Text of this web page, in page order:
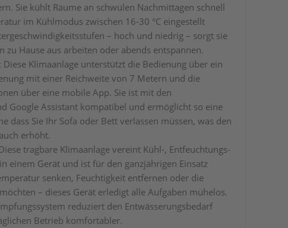
Sie kühlt Räume an schwülen Nachmittagen schnell
im Kühlmodus zwischen 16-30 °C eingestellt
– hoch und niedrig – sorgt sie
zu Hause aus arbeiten oder abends entspannen.
Klimaanlage unterstützt die Bedienung über ein
mit einer Reichweite von 7 Metern und die
über eine mobile App. Sie ist mit den
Google Assistant kompatibel und ermöglicht so eine
dass Sie Ihr Sofa oder Bett verlassen müssen, was den
erhöht.
tragbare Klimaanlage vereint Kühl-, Entfeuchtungs-
einem Gerät und ist für den ganzjährigen Einsatz
senken, Feuchtigkeit entfernen oder die
– dieses Gerät erledigt alle Aufgaben mühelos.
reduziert den Entwässerungsbedarf
Betrieb komfortabler.